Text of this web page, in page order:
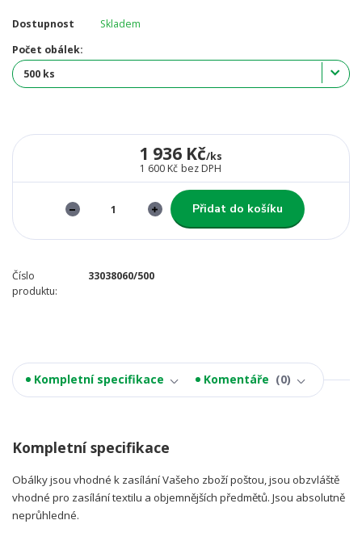
Dostupnost
Skladem
Počet obálek:
1 936 Kč/ks
1 600 Kč bez DPH
Přidat do košíku
Číslo
produktu:
33038060/500
Kompletní specifikace Komentáře 0
Kompletní specifikace
Obálky jsou vhodné k zasílání Vašeho zboží poštou, jsou obzvláště
vhodné pro zasílání textilu a objemnějších předmětů. Jsou absolutně
neprůhledné.